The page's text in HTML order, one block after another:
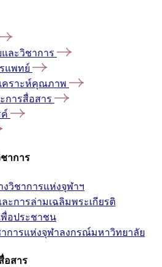
ละวิชาการ
แพทย์
คราะห์คุณภาพ
การสื่อสาร
าการ
วิชาการแห่งจุฬาฯ
ะการล่ามเฉลิมพระเกียรติ
อประชาชน
การแห่งจุฬาลงกรณ์มหาวิทยาลัย
อสาร